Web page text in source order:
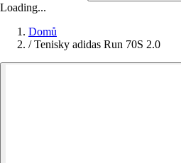
Loading...
Domů
/ Tenisky adidas Run 70S 2.0